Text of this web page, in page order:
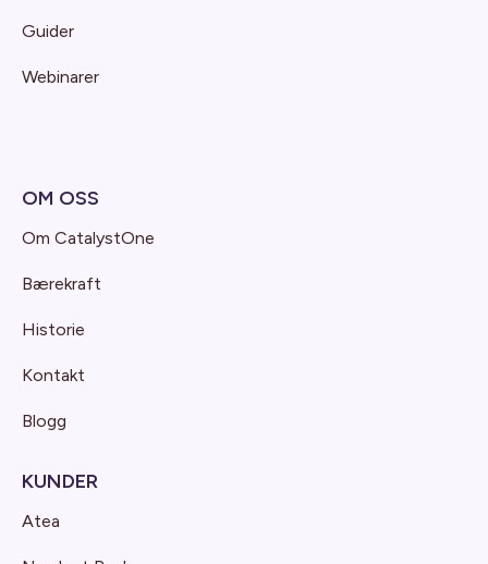
Guider
Webinarer
OM OSS
Om CatalystOne
Bærekraft
Historie
Kontakt
Blogg
KUNDER
Atea